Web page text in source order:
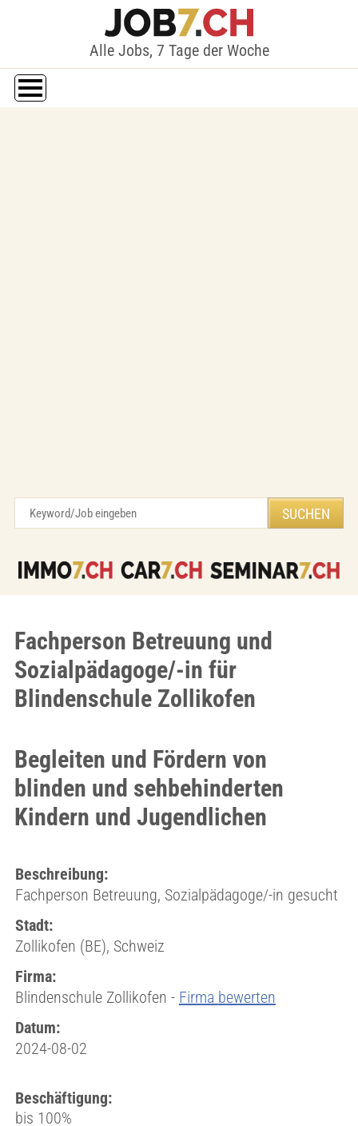
Alle Jobs, 7 Tage der Woche
Fachperson Betreuung und
Sozialpädagoge/-in für
Blindenschule Zollikofen
Begleiten und Fördern von
blinden und sehbehinderten
Kindern und Jugendlichen
Beschreibung:
Fachperson Betreuung, Sozialpädagoge/-in gesucht
Stadt:
Zollikofen (BE), Schweiz
Firma:
Blindenschule Zollikofen - Firma bewerten
Datum:
2024-08-02
Beschäftigung:
bis 100%